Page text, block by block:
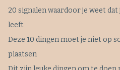
20 signalen waardoor je weet
leeft
Deze 10 dingen moet je niet op
plaatsen